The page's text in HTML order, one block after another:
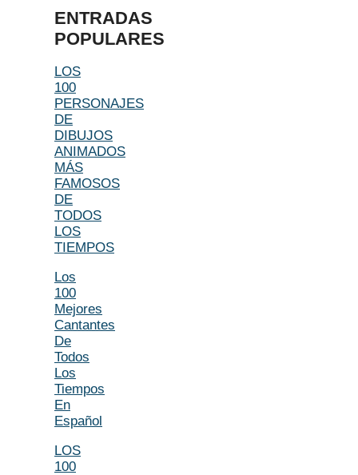
ENTRADAS
POPULARES
LOS
100
PERSONAJES
DE
DIBUJOS
ANIMADOS
MÁS
FAMOSOS
DE
TODOS
LOS
TIEMPOS
Los
100
Mejores
Cantantes
De
Todos
Los
Tiempos
En
Español
LOS
100